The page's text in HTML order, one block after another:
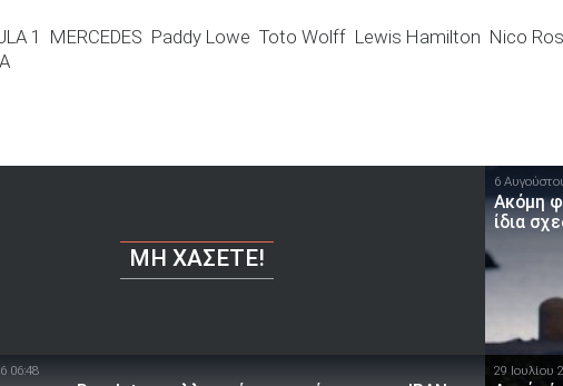
1 MERCEDES Paddy Lowe Toto Wolff Lewis Hamilton Nico
ΜΗ ΧΆΣΕΤΕ!
6
Ακόμη
ίδια
06:48 29 Ιουλίου